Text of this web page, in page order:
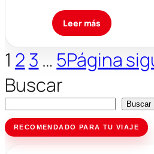
Leer más
1 23 … 5Página
Buscar
Buscar
RECOMENDADO PARA TU VIAJE